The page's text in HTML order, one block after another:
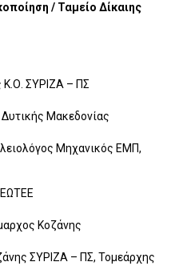
/ Ταμείο Δίκαιης
ΣΥΡΙΖΑ – ΠΣ
Μακεδονίας
Μηχανικός ΕΜΠ,
Κοζάνης
ΣΥΡΙΖΑ – ΠΣ, Τομεάρχης